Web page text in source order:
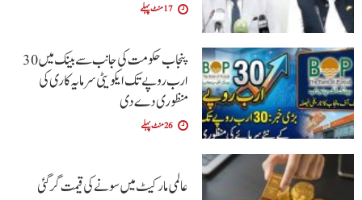
17 منٹ پہلے
پنجاب حکومت کی جانب سے بینک میں 30
ارب روپے تک ایکویٹی سرمایہ کاری کی
منظوری دے دی
26 منٹ پہلے
عالمی مارکیٹ میں سونے کی قیمت گر گئی